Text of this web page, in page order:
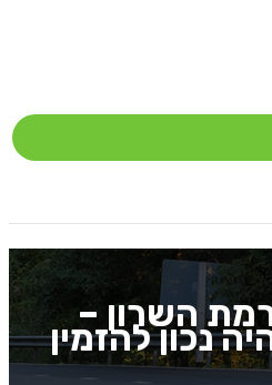
השרון –
נכון להזמין